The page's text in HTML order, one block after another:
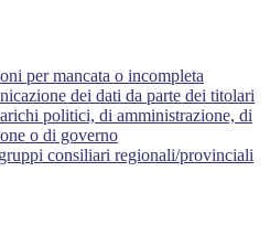
per mancata o incompleta
dei dati da parte dei titolari
politici, di amministrazione, di
o di governo
consiliari regionali/provinciali